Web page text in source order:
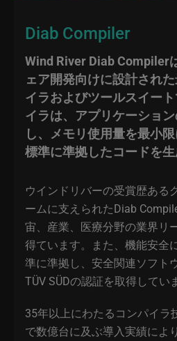
Diab Compiler
Wind River Diab Compiler
ェア開発向けに設計され
イラおよびツールスイー
イラは、アプリケーショ
し、メモリ使用量を最小
標準に準拠したコードを生
ウインドリバーの受賞歴ある
ームに支えられたDiab
宙、産業、医療分野の業界リ
得ています。また、機能安全
準に準拠し、安全関連ソフト
TÜV SÜDの認証を取得してい
35年以上にわたるコンパイラ
で数億台に及ぶ導入実績によ